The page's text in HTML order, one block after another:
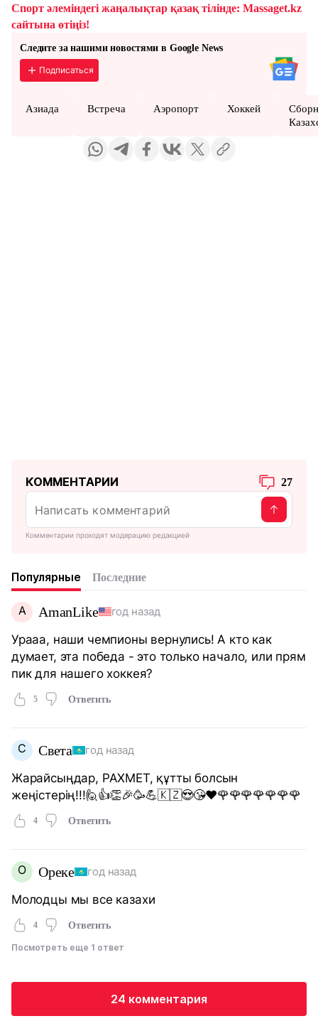
Спорт әлеміндегі жаңалықтар қазақ тілінде: Massaget.kz
сайтына өтіңіз!
Следите за нашими новостями в Google News
Подписаться
Азиада Встреча Аэропорт Хоккей
КОММЕНТАРИИ 27
Комментарии проходят модерацию редакцией
Популярные Последние
A AmanLike год назад
Урааа, наши чемпионы вернулись! А кто как
думает, эта победа - это только начало, или прям
пик для нашего хоккея?
5 Ответить
С Света год назад
Жарайсыңдар, РАХМЕТ, құтты болсын
жеңістерің!!!🙋👍👏🎉🥳💪🇰🇿😍😘❤️🌹🌹🌹🌹🌹🌹🌹
4 Ответить
О Ореке год назад
Молодцы мы все казахи
4 Ответить
Посмотреть еще 1 ответ
24 комментария